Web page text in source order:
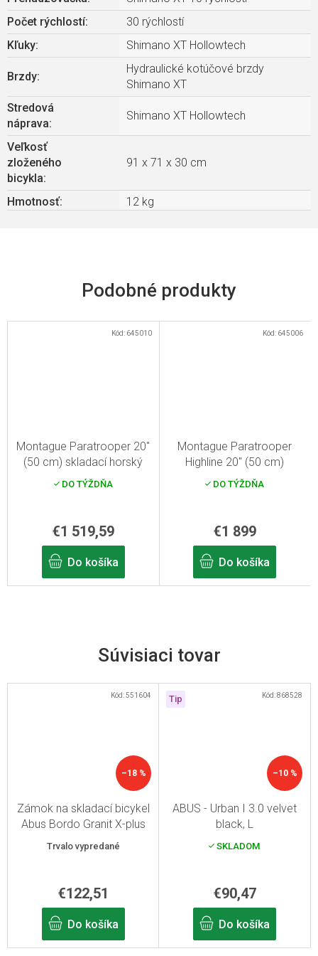
Súvisiaci tovar
–18 %
Zámok na skladací bicykel
Abus Bordo Granit X-plus
6500/85 čierny
Trvalo vypredané
€122,51
Do košíka
Kód:551604 Tip
–10 %
ABUS - Urban I 3.0 velvet
black, L
SKLADOM
€90,47
Do košíka
Kód:868528
Počet rýchlostí:
30 rýchlostí
Kľuky: Shimano XT Hollowtech
Brzdy:
Hydraulické kotúčové brzdy
Shimano XT
Stredová
náprava:
Shimano XT Hollowtech
Veľkosť
zloženého
bicykla:
91 x 71 x 30 cm
Hmotnosť: 12 kg
Montague Paratrooper 20"
(50 cm) skladací horský
bicykel
DO TÝŽDŇA
€1 519,59
Do košíka
Kód: 645010
Montague Paratrooper
Highline 20" (50 cm)
skladací horský bicykel
DO TÝŽDŇA
€1 899
Do košíka
Kód: 645006